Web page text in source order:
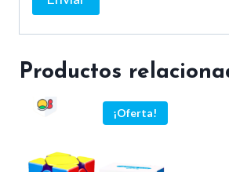
Productos
¡Oferta!